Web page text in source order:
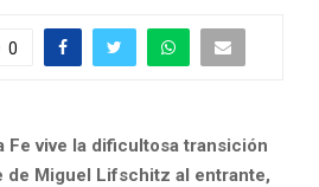
0
Fe vive la dificultosa transición
de Miguel Lifschitz al entrante,